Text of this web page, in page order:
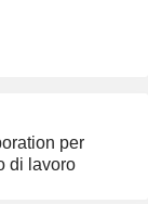
per
di lavoro